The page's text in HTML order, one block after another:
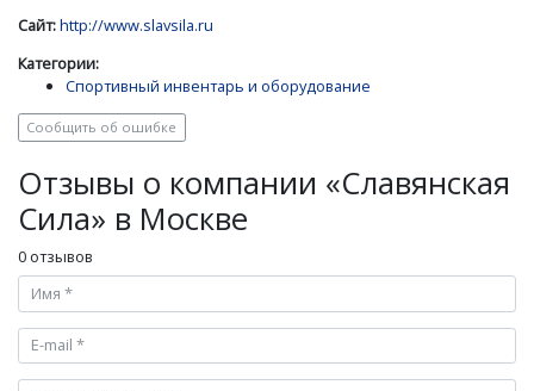
Сайт:http://www.slavsila.ru
Категории:
Спортивный инвентарь и оборудование
Сообщить об ошибке
Отзывы о компании «Славянская
Сила» в Москве
0 отзывов